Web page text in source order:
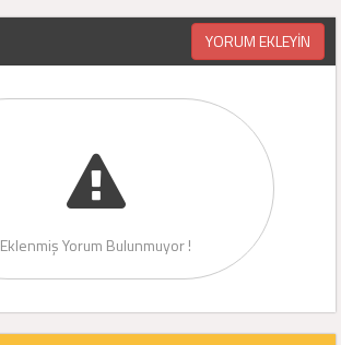
YORUM EKLEYİN
Eklenmiş Yorum Bulunmuyor !